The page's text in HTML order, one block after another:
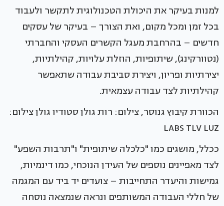
למנות בעיקר את היכולת הטכנולוגית לתקשר ולעבוד
בכל זמן ומכל מקום, ואת הצורך – בעיקר של עסקים
חדשים – בהרחבת מעגל הקשרים העסקי והחברתי
(נטוורקינג), שיתופיות, הוזלת עלויות, קהילתיות,
יצירתיות ופריון, ויצירת סביבת עבודה שתאפשר
קהילתיות לצד עבודה עצמאית.
הכוורת קיבוץ גנוסר, צילום: רות גולן סטודיו גולן צילום:
LABS TLV LUZ
ככלל, מושגים כמו "כלכלה שיתופית" ו"תרבות השפע"
לצד מאפיינים נוספים של העידן הנוכחי, כמו דינמיות,
גמישות והיעדר התחייבות – צועדים יד ביד עם המגמה
של חללי העבודה המשותפים ונראה שנמצאה נוסחה